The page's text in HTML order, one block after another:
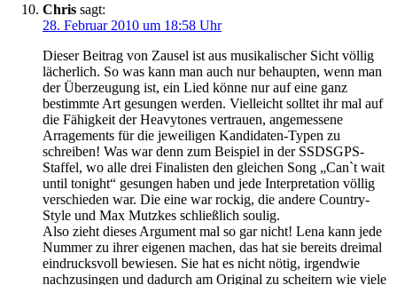
Chris sagt:
28. Februar 2010 um 18:58 Uhr
Dieser Beitrag von Zausel ist aus musikalischer Sicht völlig
lächerlich. So was kann man auch nur behaupten, wenn man
der Überzeugung ist, ein Lied könne nur auf eine ganz
bestimmte Art gesungen werden. Vielleicht solltet ihr mal auf
die Fähigkeit der Heavytones vertrauen, angemessene
Arragements für die jeweiligen Kandidaten-Typen zu
schreiben! Was war denn zum Beispiel in der SSDSGPS-
Staffel, wo alle drei Finalisten den gleichen Song „Can`t wait
until tonight“ gesungen haben und jede Interpretation völlig
verschieden war. Die eine war rockig, die andere Country-
Style und Max Mutzkes schließlich soulig.
Also zieht dieses Argument mal so gar nicht! Lena kann jede
Nummer zu ihrer eigenen machen, das hat sie bereits dreimal
eindrucksvoll bewiesen. Sie hat es nicht nötig, irgendwie
nachzusingen und dadurch am Original zu scheitern wie viele